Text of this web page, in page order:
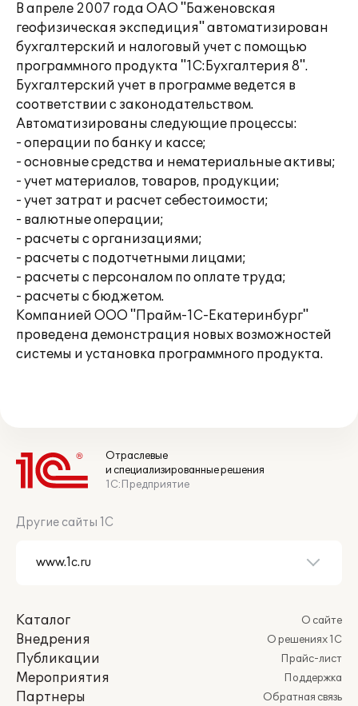
В апреле 2007 года ОАО "Баженовская
геофизическая экспедиция" автоматизирован
бухгалтерский и налоговый учет с помощью
программного продукта "1С:Бухгалтерия 8".
Бухгалтерский учет в программе ведется в
соответствии с законодательством.
Автоматизированы следующие процессы:
- операции по банку и кассе;
- основные средства и нематериальные активы;
- учет материалов, товаров, продукции;
- учет затрат и расчет себестоимости;
- валютные операции;
- расчеты с организациями;
- расчеты с подотчетными лицами;
- расчеты с персоналом по оплате труда;
- расчеты с бюджетом.
Компанией ООО "Прайм-1С-Екатеринбург"
проведена демонстрация новых возможностей
системы и установка программного продукта.
Отраслевые
и специализированные решения
1С:Предприятие
Другие сайты 1С
Каталог
Внедрения
Публикации
Мероприятия
Партнеры
О сайте
О решениях 1С
Прайс-лист
Поддержка
Обратная связь